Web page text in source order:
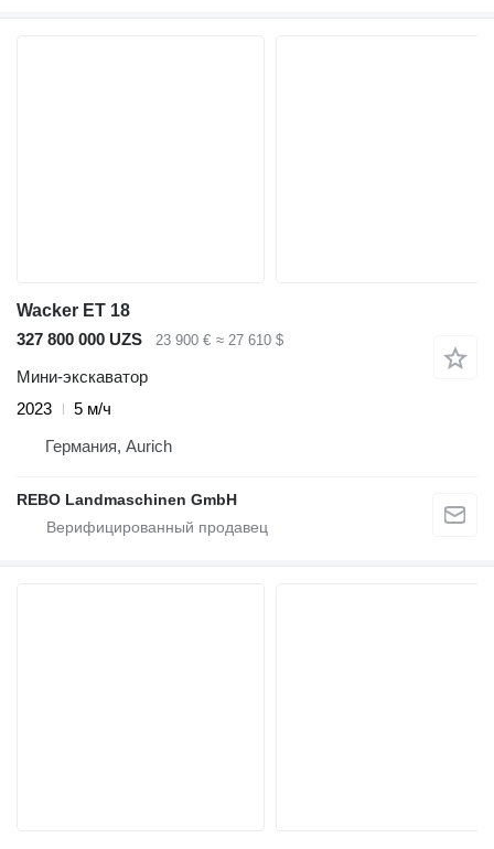
Wacker ET 18
327 800 000 UZS
23 900 € ≈ 27 610 $
Мини-экскаватор
2023
5 м/ч
Германия, Aurich
REBO Landmaschinen GmbH